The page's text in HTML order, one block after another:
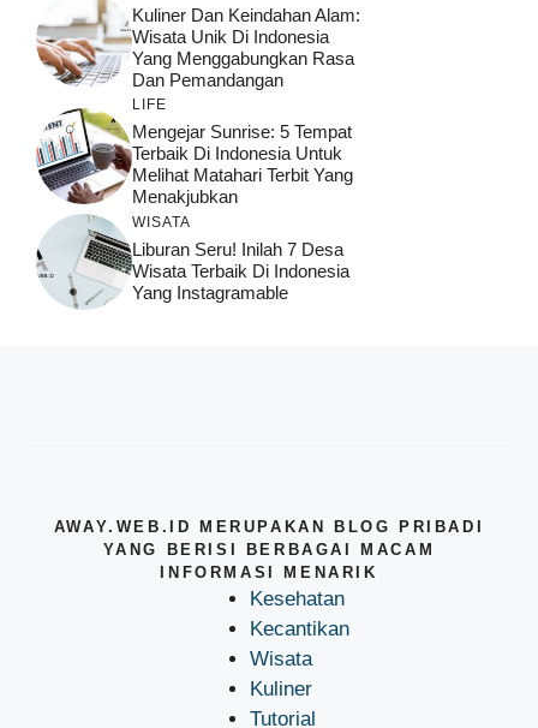
Kuliner Dan Keindahan Alam:
Wisata Unik Di Indonesia
Yang Menggabungkan Rasa
Dan Pemandangan
LIFE
Mengejar Sunrise: 5 Tempat
Terbaik Di Indonesia Untuk
Melihat Matahari Terbit Yang
Menakjubkan
WISATA
Liburan Seru! Inilah 7 Desa
Wisata Terbaik Di Indonesia
Yang Instagramable
AWAY.WEB.ID MERUPAKAN BLOG PRIBADI
YANG BERISI BERBAGAI MACAM
INFORMASI MENARIK
Kesehatan
Kecantikan
Wisata
Kuliner
Tutorial